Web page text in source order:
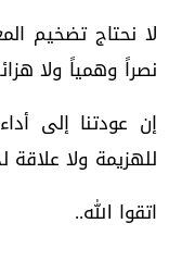
لا نحتاج تضخيم
نصراً وهمياً ولا
للهزيمة ولا علاقة
اتقوا الله..